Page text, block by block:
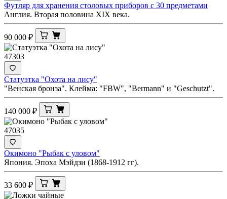
Футляр для хранения столовых приборов с 30 предметами
Англия. Вторая половина XIX века.
90 000 ₽
47303
Статуэтка "Охота на лису"
"Венская бронза". Клейма: "FBW", "Bermann" и "Geschutzt".
140 000 ₽
47035
Окимоно "Рыбак с уловом"
Япония. Эпоха Мэйдзи (1868-1912 гг).
33 600 ₽